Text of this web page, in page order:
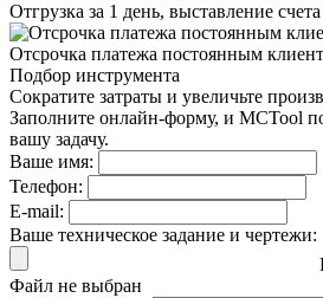
Отгрузка за 1 день, выставление счета
Отсрочка платежа постоянным
Подбор инструмента
Сократите затраты и увеличьте
Заполните онлайн-форму, и MCTool
вашу задачу.
Ваше имя:
Телефон:
E-mail:
Ваше техническое задание и чертежи:
Файл не выбран